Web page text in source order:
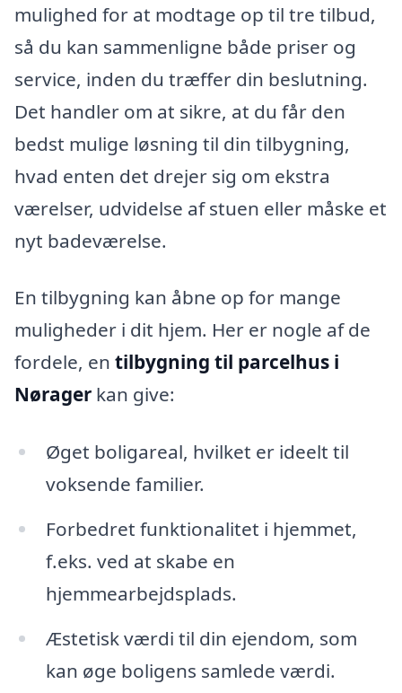
mulighed for at modtage op til tre tilbud,
så du kan sammenligne både priser og
service, inden du træffer din beslutning.
Det handler om at sikre, at du får den
bedst mulige løsning til din tilbygning,
hvad enten det drejer sig om ekstra
værelser, udvidelse af stuen eller måske et
nyt badeværelse.
En tilbygning kan åbne op for mange
muligheder i dit hjem. Her er nogle af de
fordele, en tilbygning til parcelhus i
Nørager kan give:
Øget boligareal, hvilket er ideelt til
voksende familier.
Forbedret funktionalitet i hjemmet,
f.eks. ved at skabe en
hjemmearbejdsplads.
Æstetisk værdi til din ejendom, som
kan øge boligens samlede værdi.